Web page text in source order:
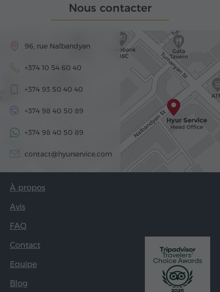
Nous contacter
96, rue Nalbandyan
+374 10 54 60 40
+374 93 50 40 40
+374 98 40 50 89
+374 98 40 50 89
contact@hyurservice.com
À propos
Avis
FAQ
Contact
Equipe
Blog